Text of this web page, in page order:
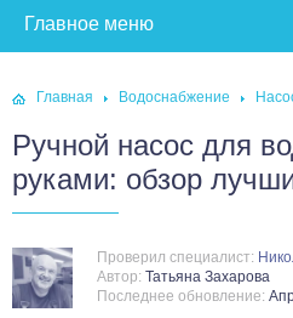
Главная Водоснабжение
Ручной насос для
руками: обзор
Проверил специалист:
Автор: Татьяна Захарова
Последнее обновление: